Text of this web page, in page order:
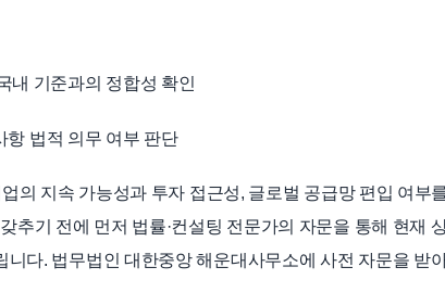
내 기준과의 정합성 확인
법적 의무 여부 판단
의 지속 가능성과 투자 접근성, 글로벌 공급망 편입 여부
추기 전에 먼저 법률·컨설팅 전문가의 자문을 통해 현재
다. 법무법인 대한중앙 해운대사무소에 사전 자문을 받